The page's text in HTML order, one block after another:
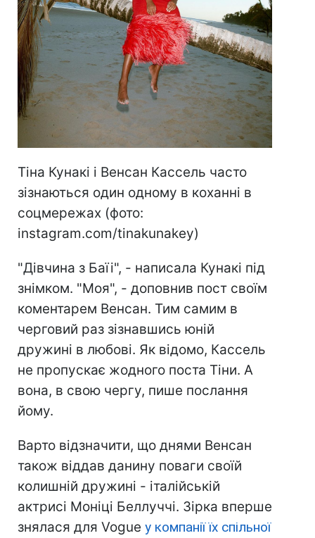
Тіна Кунакі і Венсан Кассель часто
зізнаються один одному в коханні в
соцмережах (фото:
instagram.com/tinakunakey)
"Дівчина з Баїі", - написала Кунакі під
знімком. "Моя", - доповнив пост своїм
коментарем Венсан. Тим самим в
черговий раз зізнавшись юній
дружині в любові. Як відомо, Кассель
не пропускає жодного поста Тіни. А
вона, в свою чергу, пише послання
йому.
Варто відзначити, що днями Венсан
також віддав данину поваги своїй
колишній дружині - італійській
актрисі Моніці Беллуччі. Зірка вперше
знялася для Vogue у компанії їх спільної